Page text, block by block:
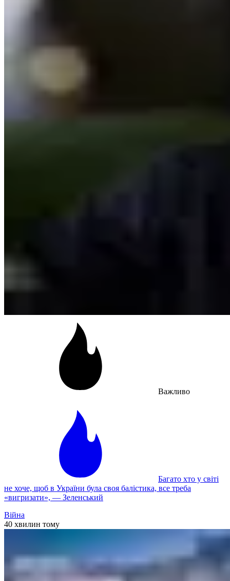
Важливо
Багато хто у світі
не хоче, щоб в України була своя балістика, все треба
«вигризати», — Зеленський
Війна
40 хвилин тому